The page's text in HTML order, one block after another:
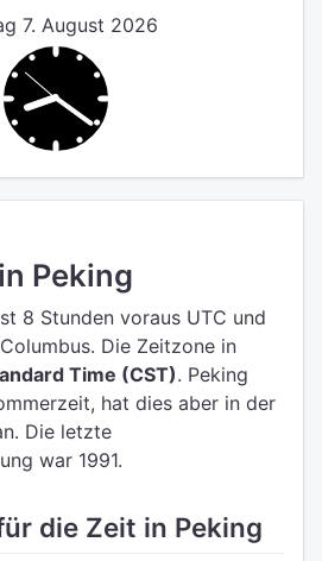
7. August 2026
Peking
8 Stunden voraus UTC und
Die Zeitzone in
Time (CST). Peking
hat dies aber in der
Die letzte
war 1991.
die Zeit in Peking